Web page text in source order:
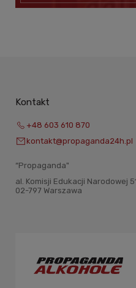
Kontakt
+48 603 610 870
kontakt@propaganda24h.pl
“Propaganda"
al. Komisji Edukacji Narodowej
02-797 Warszawa